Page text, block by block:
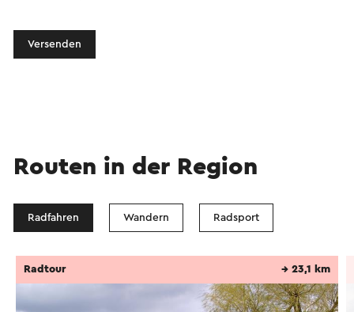
Versenden
Routen in der Region
Radfahren Wandern Radsport
Radtour → 23,1 km